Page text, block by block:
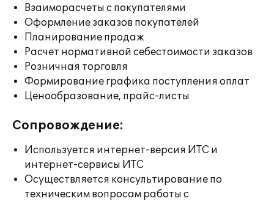
Взаиморасчеты с покупателями
Оформление заказов покупателей
Планирование продаж
Расчет нормативной себестоимости заказов
Розничная торговля
Формирование графика поступления оплат
Ценообразование, прайс-листы
Сопровождение:
Используется интернет-версия ИТС и
интернет-сервисы ИТС
Осуществляется консультирование по
техническим вопросам работы с